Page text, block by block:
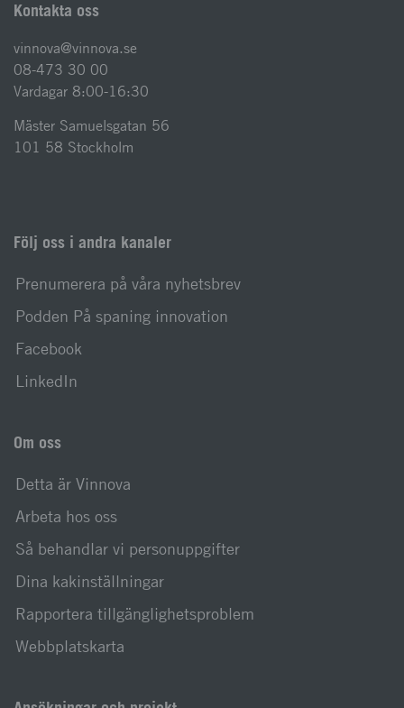
Kontakta oss
vinnova@vinnova.se
08-473 30 00
Vardagar 8:00-16:30
Mäster Samuelsgatan 56
101 58 Stockholm
Följ oss i andra kanaler
Prenumerera på våra nyhetsbrev
Podden På spaning innovation
Facebook
LinkedIn
Om oss
Detta är Vinnova
Arbeta hos oss
Så behandlar vi personuppgifter
Dina kakinställningar
Rapportera tillgänglighetsproblem
Webbplatskarta